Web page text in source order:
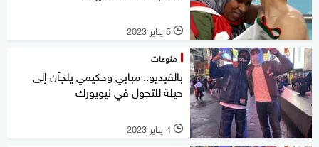
l 5 يناير 2023
منوعات
بالفيديو.. مبابي وحكيمي يلجآن إلى
حيلة للتجول في نيويورك
l 4 يناير 2023